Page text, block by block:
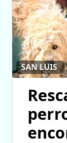
SAN LUIS